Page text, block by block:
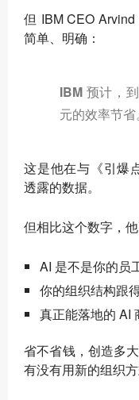
但 IBM CEO
简单、明确：
IBM 预计，
元的效率节省。
这是他在与《引爆
透露的数据。
但相比这个数字，
AI 是不是你的员
你的组织结构跟
真正能落地的 AI
省不省钱，创造多
有没有用新的组织方